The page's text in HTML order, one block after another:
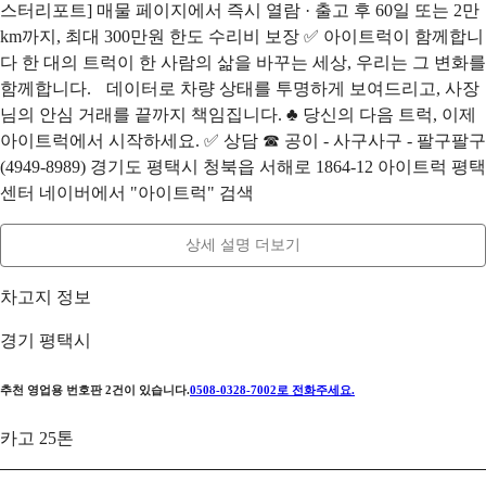
스터리포트] 매물 페이지에서 즉시 열람 · 출고 후 60일 또는 2만
km까지, 최대 300만원 한도 수리비 보장 ✅ 아이트럭이 함께합니
다 한 대의 트럭이 한 사람의 삶을 바꾸는 세상, 우리는 그 변화를
함께합니다. 데이터로 차량 상태를 투명하게 보여드리고, 사장
님의 안심 거래를 끝까지 책임집니다. ♣ 당신의 다음 트럭, 이제
아이트럭에서 시작하세요. ✅ 상담 ☎ 공이 - 사구사구 - 팔구팔구
(4949-8989) 경기도 평택시 청북읍 서해로 1864-12 아이트럭 평택
센터 네이버에서 "아이트럭" 검색
상세 설명 더보기
차고지 정보
경기 평택시
추천 영업용 번호판 2건이 있습니다.0508-0328-7002 로 전화주세요.
카고 25톤